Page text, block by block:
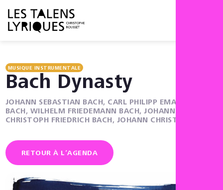
MUSIQUE INSTRUMENTALE
Bach Dynasty
JOHANN SEBASTIAN BACH, CARL PHILIPP EMANUEL
BACH, WILHELM FRIEDEMANN BACH, JOHANN
CHRISTOPH FRIEDRICH BACH, JOHANN CHRISTIAN BACH
RETOUR À L’AGENDA